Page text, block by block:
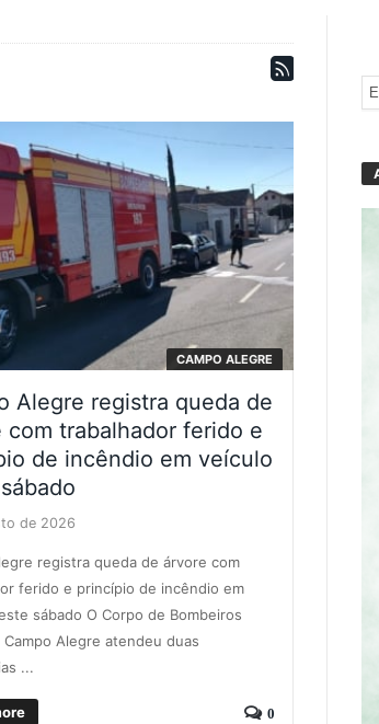
CAMPO ALEGRE
Alegre registra queda de
com trabalhador ferido e
de incêndio em veículo
de 2026
registra queda de árvore com
ferido e princípio de incêndio em
sábado O Corpo de Bombeiros
Alegre atendeu duas
...
0